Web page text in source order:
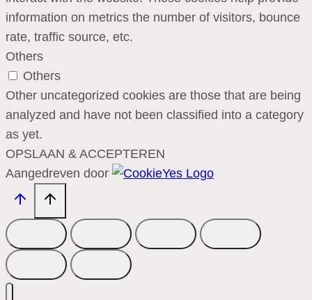
information on metrics the number of visitors, bounce
rate, traffic source, etc.
Others
Others
Other uncategorized cookies are those that are being
analyzed and have not been classified into a category
as yet.
OPSLAAN & ACCEPTEREN
Aangedreven door